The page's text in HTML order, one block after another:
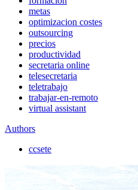
metas
optimizacion costes
outsourcing
precios
productividad
secretaria online
telesecretaria
teletrabajo
trabajar-en-remoto
virtual assistant
Authors
ccsete